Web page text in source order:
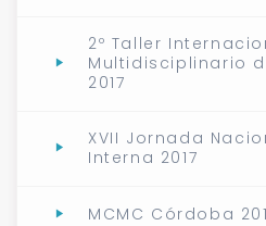
2º Taller
Multidisciplinario
2017
XVII Jornada
Interna 2017
MCMC Córdoba